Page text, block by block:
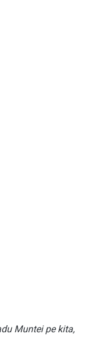
Muntei pe kita,